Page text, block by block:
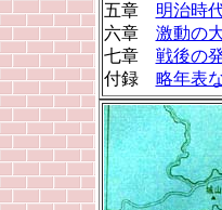
五章 明治時
六章 激動の
七章 戦後の
付録 略年表